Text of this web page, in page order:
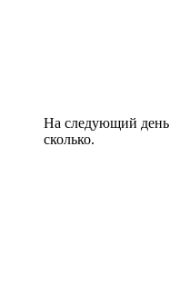
На следующий день
сколько.